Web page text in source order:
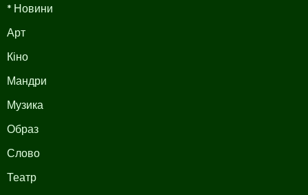
* Новини
Арт
Кіно
Мандри
Музика
Образ
Слово
Театр